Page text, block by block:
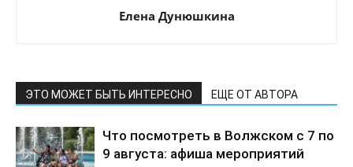
Елена Дунюшкина
ЭТО МОЖЕТ БЫТЬ ИНТЕРЕСНО ЕЩЕ ОТ АВТОРА
Что посмотреть в Волжском с 7 по
9 августа: афиша мероприятий